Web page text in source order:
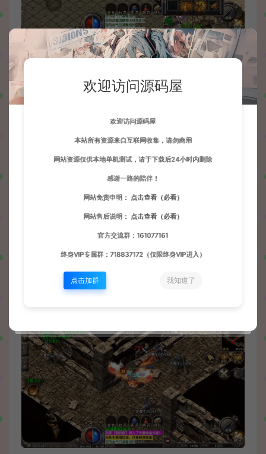
欢迎访问源码屋
欢迎访问源码屋
本站所有资源来自互联网收集，请勿商用
网站资源仅供本地单机测试，请于下载后24小时内删除
感谢一路的陪伴！
网站免责申明： 点击查看（必看）
网站售后说明： 点击查看（必看）
官方交流群：161077161
终身VIP专属群：718837172（仅限终身VIP进入）
点击加群 我知道了